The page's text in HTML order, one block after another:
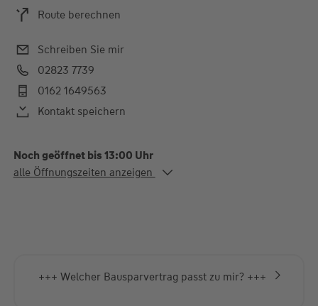
Route berechnen
Schreiben Sie mir
02823 7739
0162 1649563
Kontakt speichern
Noch geöffnet bis 13:00 Uhr
Alle Öffnungszeiten
alle Öffnungszeiten anzeigen
+++ Welcher Bausparvertrag passt zu mir? +++